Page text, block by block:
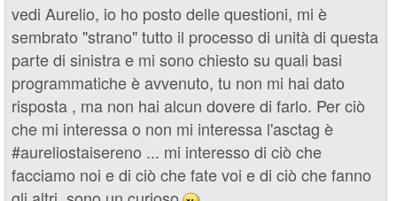
vedi Aurelio, io ho posto delle questioni, mi è
sembrato "strano" tutto il processo di unità di questa
parte di sinistra e mi sono chiesto su quali basi
programmatiche è avvenuto, tu non mi hai dato
risposta , ma non hai alcun dovere di farlo. Per ciò
che mi interessa o non mi interessa l'asctag è
#aureliostaisereno ... mi interesso di ciò che
facciamo noi e di ciò che fate voi e di ciò che fanno